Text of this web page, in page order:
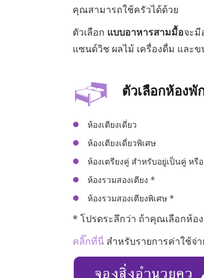
คุณสามารถใช้ครัวได้ด้วย
ตัวเลือก แบบอาหารสามมื้อจะมี
แซนด์วิช ผลไม้ เครื่องดื่ม และ
ตัวเลือกห้องพั
ห้องเตียงเดี่ยว
ห้องเตียงเดี่ยวพิเศษ
ห้องเตรียงคู่ สำหรับอยู่เป็นคู่ หรื
ห้องรวมสองเตียง *
ห้องรวมสองเตียงพิเศษ *
* โปรดระลึกว่า ถ้าคุณเลือกห้
คลิ๊กที่นี่ สำหรับรายการค่าใช้จ่